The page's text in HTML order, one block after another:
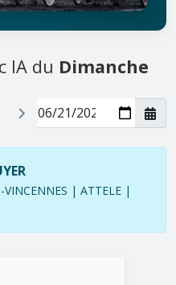
IA du Dimanche
VINCENNES | ATTELE |